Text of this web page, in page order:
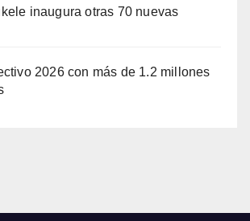
inaugura otras 70 nuevas
2026 con más de 1.2 millones